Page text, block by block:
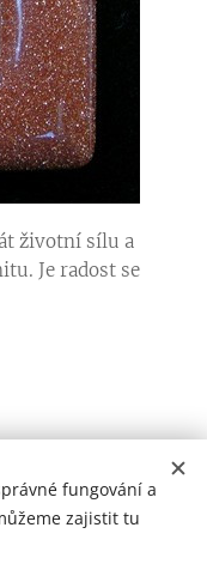
životní sílu a
Je radost se
fungování a
zajistit tu